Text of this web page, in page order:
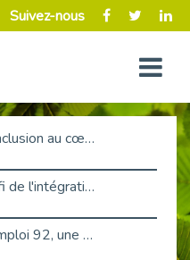
Suivez-nous
[Retour sur événement] L'inclusion au cœur de la Place de l'Emploi à La Défense !
Travailler autrement : Le défi de l'intégration des maladies chroniques en entreprise
Primark recrute avec Cap Emploi 92, une matinée couronnée de succès !